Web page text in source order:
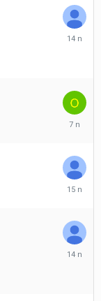
Tháng
Tháng
2019
Tháng
2010
Tháng